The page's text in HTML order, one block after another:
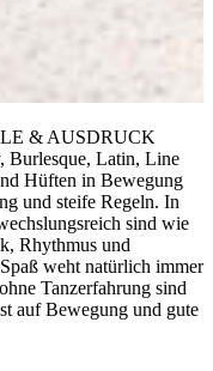
& AUSDRUCK
Burlesque, Latin, Line
Hüften in Bewegung
und steife Regeln. In
sind wie
Rhythmus und
weht natürlich immer
Tanzerfahrung sind
auf Bewegung und gute